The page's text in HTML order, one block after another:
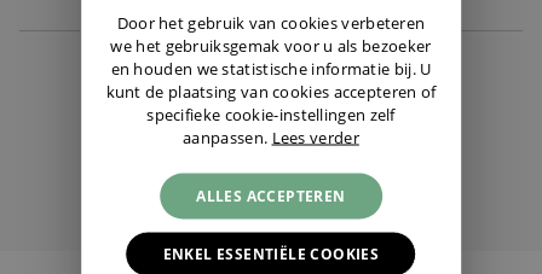
€ 6.450,- € 1.095,-
CARTIER ALL JEWELLRY
GERMAN
Door het gebruik van cookies verbeteren
we het gebruiksgemak voor u als bezoeker
en houden we statistische informatie bij. U
kunt de plaatsing van cookies accepteren of
specifieke cookie-instellingen zelf
aanpassen. Lees verder
ALLES ACCEPTEREN
ENKEL ESSENTIËLE COOKIES